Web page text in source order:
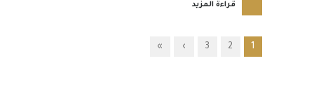
قراءة المزيد
1
2
3
›
»